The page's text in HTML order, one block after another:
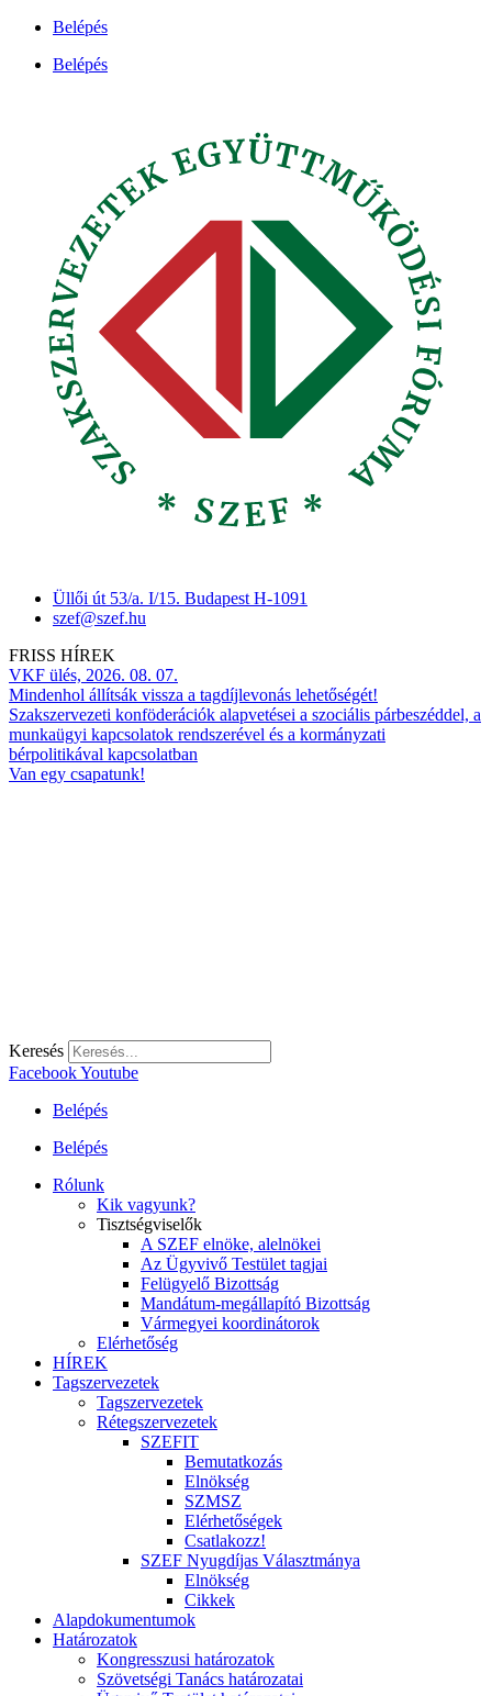
Ugrás
tartalomhoz
Belépés
Belépés
Üllői út 53/a. I/15. Budapest H-1091
szef@szef.hu
FRISS HÍREK
VKF ülés, 2026. 08. 07.
Mindenhol állítsák vissza a tagdíjlevonás lehetőségét!
Szakszervezeti konföderációk alapvetései a szociális párbeszéddel, a
munkaügyi kapcsolatok rendszerével és a kormányzati
bérpolitikával kapcsolatban
Van egy csapatunk!
Keresés
FacebookYoutube
Belépés
Belépés
Rólunk
Kik vagyunk?
Tisztségviselők
A SZEF elnöke, alelnökei
Az Ügyvivő Testület tagjai
Felügyelő Bizottság
Mandátum-megállapító Bizottság
Vármegyei koordinátorok
Elérhetőség
HÍREK
Tagszervezetek
Tagszervezetek
Rétegszervezetek
SZEFIT
Bemutatkozás
Elnökség
SZMSZ
Elérhetőségek
Csatlakozz!
SZEF Nyugdíjas Választmánya
Elnökség
Cikkek
Alapdokumentumok
Határozatok
Kongresszusi határozatok
Szövetségi Tanács határozatai